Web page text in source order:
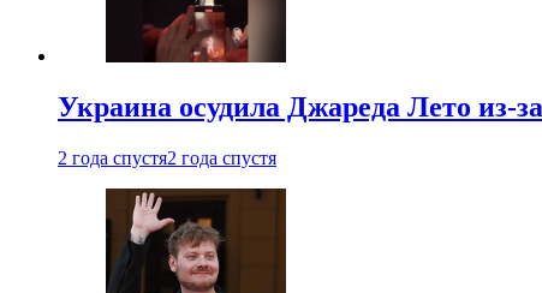
Украина осудила Джареда Лето из-
2 года спустя2 года спустя